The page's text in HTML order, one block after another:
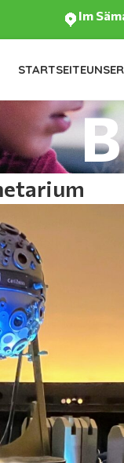
Im
STARTSEITE